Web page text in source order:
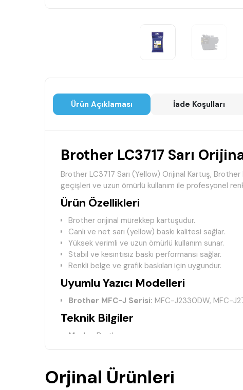
Ürün Açıklaması İade Koşulları
Brother LC3717 Sarı
Brother LC3717 Sarı (Yellow) Orijinal Kartuş,
geçişleri ve uzun ömürlü kullanım ile profesyonel
Ürün Özellikleri
Brother orijinal mürekkep kartuşudur.
Canlı ve net sarı (yellow) baskı kalitesi sağlar.
Yüksek verimli ve uzun ömürlü kullanım sunar.
Stabil ve kesintisiz baskı performansı sağlar.
Renkli belge ve grafik baskıları için uygundur.
Uyumlu Yazıcı Modelleri
Brother MFC-J Serisi: MFC-J2330DW, MFC-
Teknik Bilgiler
Marka:
Brother
Ürün Tipi: Orijinal Kartuş
Baskı Teknolojisi:Inkjet
Orjinal Ürünleri